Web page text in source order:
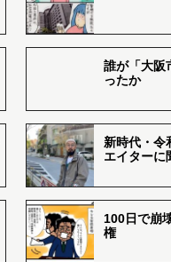
誰が「大阪
ったか
新時代・令
エイターに
100日で崩
権